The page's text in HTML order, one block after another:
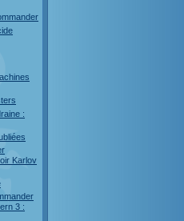
:
Karlov
3 :